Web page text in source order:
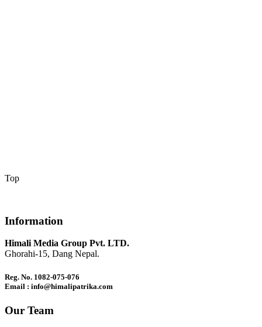
Top
Information
Himali Media Group Pvt. LTD.
Ghorahi-15, Dang Nepal.
Reg. No. 1082-075-076
Email : info@himalipatrika.com
Our Team